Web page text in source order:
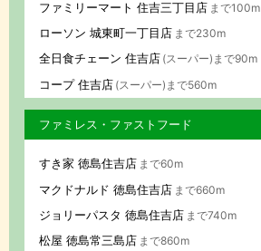
ファミリーマート 住吉三丁目店 まで100m
ローソン 城東町一丁目店 まで230m
全日食チェーン 住吉店 (スーパー)まで90m
コープ 住吉店 (スーパー)まで560m
ファミレス・ファストフード
すき家 徳島住吉店 まで60m
マクドナルド 徳島住吉店 まで660m
ジョリーパスタ 徳島住吉店 まで740m
松屋 徳島常三島店 まで860m